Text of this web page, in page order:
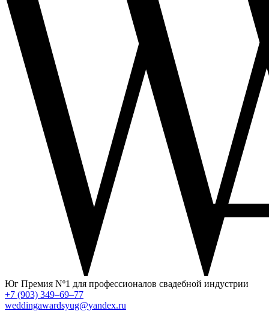
Юг Премия Nº1 для профессионалов свадебной индустрии
+7 (903) 349–69–77
weddingawardsyug@yandex.ru